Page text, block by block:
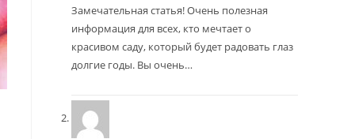
Замечательная статья! Очень полезная
информация для всех, кто мечтает о
красивом саду, который будет радовать глаз
долгие годы. Вы очень…